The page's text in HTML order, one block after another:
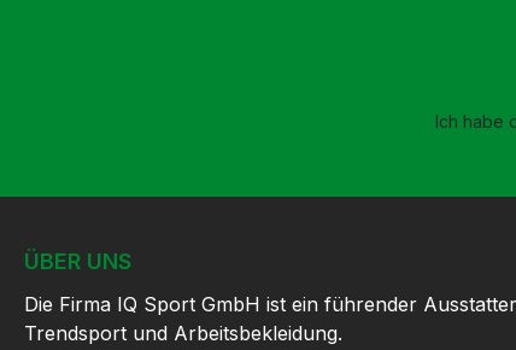
Ich habe
ÜBER UNS
Die Firma IQ Sport GmbH ist ein führender
Trendsport und Arbeitsbekleidung.